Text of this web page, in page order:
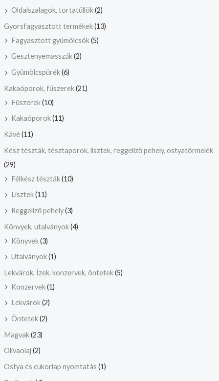
Oldalszalagok, tortatüllök(2)
Gyorsfagyasztott termékek(13)
Fagyasztott gyümölcsök(5)
Gesztenyemasszák(2)
Gyümölcspürék(6)
Kakaóporok, fűszerek(21)
Fűszerek(10)
Kakaóporok(11)
Kávé (11)
Kész tészták, tésztaporok, lisztek, reggeliző pehely, ostyatörmelék
(29)
Félkész tészták(10)
Lisztek(11)
Reggeliző pehely(3)
Könvyek, utalványok(4)
Könyvek(3)
Utalványok(1)
Lekvárok, Ízek, konzervek, öntetek(5)
Konzervek(1)
Lekvárok(2)
Öntetek(2)
Magvak(23)
Olivaolaj(2)
Ostya és cukorlap nyomtatás (1)